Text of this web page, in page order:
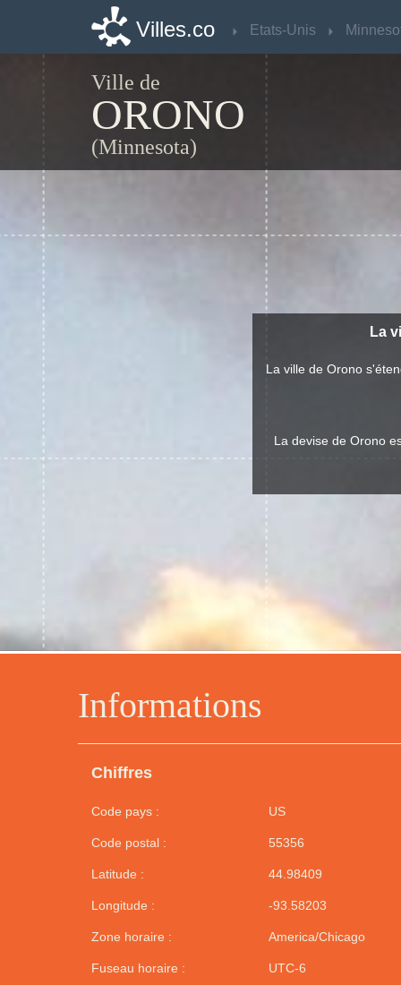
Villes.co Etats-Unis
Ville de
ORONO
(Minnesota)
Informations
Chiffres
Code pays : US
Code postal : 55356
Latitude : 44.98409
Longitude : -93.58203
Zone horaire : America/Chicago
Fuseau horaire : UTC-6
La
La ville de Orono
La devise de Orono
Villes.co Etats-Unis